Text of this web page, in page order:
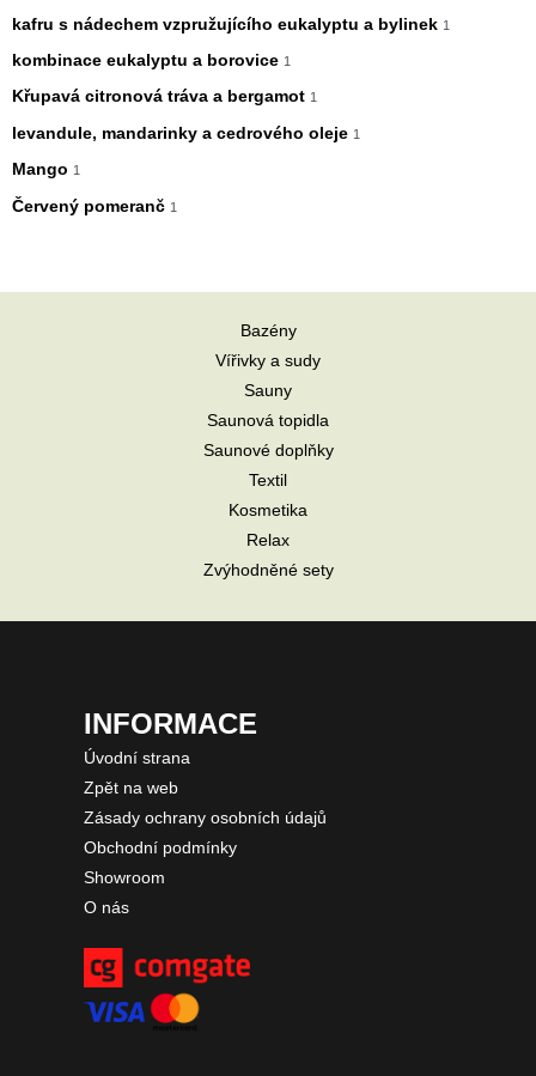
kafru s nádechem vzpružujícího eukalyptu a bylinek 1
kombinace eukalyptu a borovice 1
Křupavá citronová tráva a bergamot 1
levandule, mandarinky a cedrového oleje 1
Mango 1
Červený pomeranč 1
Bazény
Vířivky a sudy
Sauny
Saunová topidla
Saunové doplňky
Textil
Kosmetika
Relax
Zvýhodněné sety
INFORMACE
Úvodní strana
Zpět na web
Zásady ochrany osobních údajů
Obchodní podmínky
Showroom
O nás